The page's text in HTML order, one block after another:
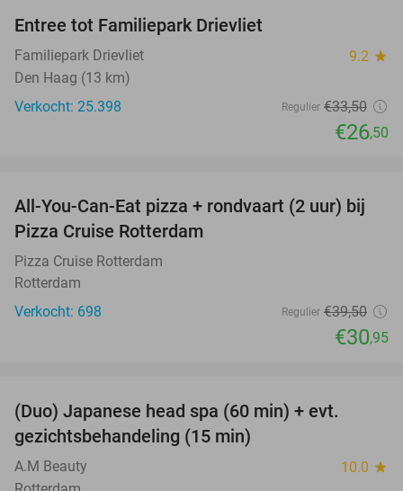
Entree tot Familiepark Drievliet
Familiepark Drievliet 9.2 star
Den Haag (13 km)
Verkocht: 25.398
Regulier €33,50
€26,50
22%
All-You-Can-Eat pizza + rondvaart (2 uur) bij
Pizza Cruise Rotterdam
Pizza Cruise Rotterdam
Rotterdam
Verkocht: 698
Regulier €39,50
€30,95
(Duo) Japanese head spa (60 min) + evt.
gezichtsbehandeling (15 min)
A.M Beauty 10.0 star